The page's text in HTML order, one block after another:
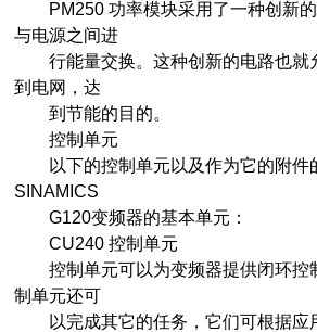
PM250 功率模块采用了一种创新的
与电源之间进
行能量交换。这种创新的电路也就
到电网，达
到节能的目的。
控制单元
以下的控制单元以及作为它的附件
SINAMICS
G120变频器的基本单元：
CU240 控制单元
控制单元可以为变频器提供闭环控
制单元还可
以完成其它的任务，它们可根据应